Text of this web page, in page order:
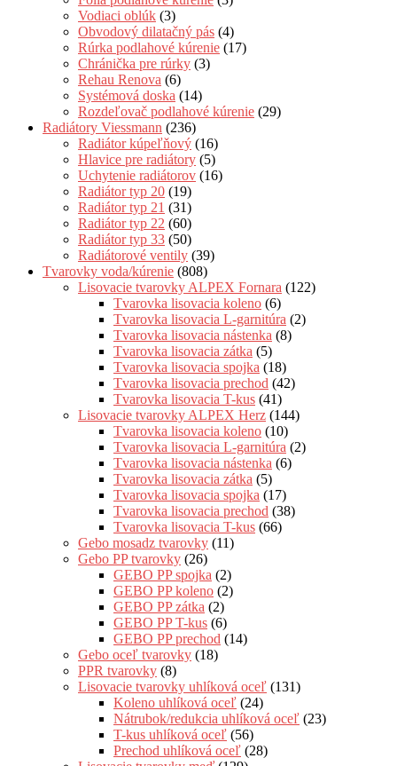
Vodiaci oblúk (3)
Obvodový dilatačný pás (4)
Rúrka podlahové kúrenie (17)
Chránička pre rúrky (3)
Rehau Renova (6)
Systémová doska (14)
Rozdeľovač podlahové kúrenie (29)
Radiátory Viessmann (236)
Radiátor kúpeľňový (16)
Hlavice pre radiátory (5)
Uchytenie radiátorov (16)
Radiátor typ 20 (19)
Radiátor typ 21 (31)
Radiátor typ 22 (60)
Radiátor typ 33 (50)
Radiátorové ventily (39)
Tvarovky voda/kúrenie (808)
Lisovacie tvarovky ALPEX Fornara (122)
Tvarovka lisovacia koleno (6)
Tvarovka lisovacia L-garnitúra (2)
Tvarovka lisovacia nástenka (8)
Tvarovka lisovacia zátka (5)
Tvarovka lisovacia spojka (18)
Tvarovka lisovacia prechod (42)
Tvarovka lisovacia T-kus (41)
Lisovacie tvarovky ALPEX Herz (144)
Tvarovka lisovacia koleno (10)
Tvarovka lisovacia L-garnitúra (2)
Tvarovka lisovacia nástenka (6)
Tvarovka lisovacia zátka (5)
Tvarovka lisovacia spojka (17)
Tvarovka lisovacia prechod (38)
Tvarovka lisovacia T-kus (66)
Gebo mosadz tvarovky (11)
Gebo PP tvarovky (26)
GEBO PP spojka (2)
GEBO PP koleno (2)
GEBO PP zátka (2)
GEBO PP T-kus (6)
GEBO PP prechod (14)
Gebo oceľ tvarovky (18)
PPR tvarovky (8)
Lisovacie tvarovky uhlíková oceľ (131)
Koleno uhlíková oceľ (24)
Nátrubok/redukcia uhlíková oceľ (23)
T-kus uhlíková oceľ (56)
Prechod uhlíková oceľ (28)